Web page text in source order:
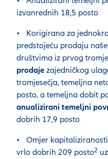
izvanrednih 18,5 posto
• Korigirana za
predstojeću prodaju
društvima iz prvog
prodaje zajedničkog
tromjesečja, temeljna
posto, a temeljna dobit
anualizirani temeljni
dobrih 17,9 posto
• Omjer
vrlo dobrih 209 posto2